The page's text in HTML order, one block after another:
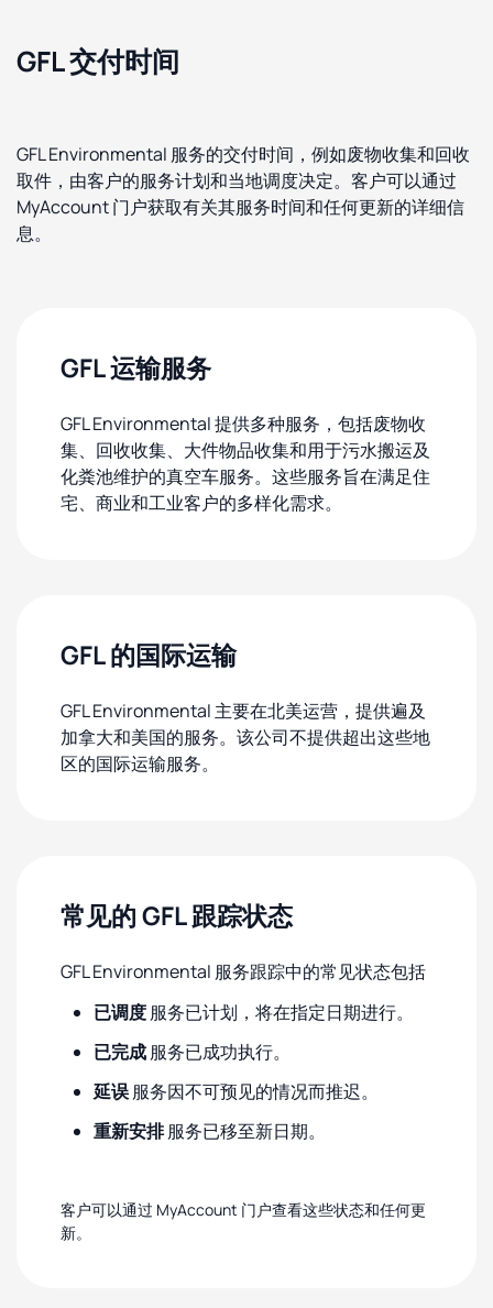
GFL 交付时间
GFL Environmental 服务的交付时间，例如废物收集和回收
取件，由客户的服务计划和当地调度决定。客户可以通过
MyAccount 门户获取有关其服务时间和任何更新的详细信
息。
GFL 运输服务
GFL Environmental 提供多种服务，包括废物收
集、回收收集、大件物品收集和用于污水搬运及
化粪池维护的真空车服务。这些服务旨在满足住
宅、商业和工业客户的多样化需求。
GFL 的国际运输
GFL Environmental 主要在北美运营，提供遍及
加拿大和美国的服务。该公司不提供超出这些地
区的国际运输服务。
常见的 GFL 跟踪状态
GFL Environmental 服务跟踪中的常见状态包括
已调度服务已计划，将在指定日期进行。
已完成服务已成功执行。
延误服务因不可预见的情况而推迟。
重新安排服务已移至新日期。
客户可以通过 MyAccount 门户查看这些状态和任何更
新。